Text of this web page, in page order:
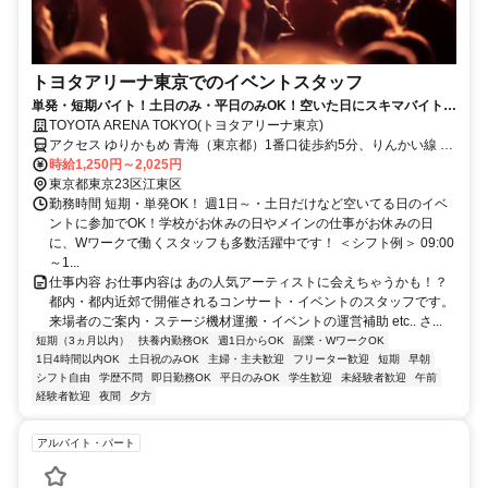
トヨタアリーナ東京でのイベントスタッフ
単発・短期バイト！土日のみ・平日のみOK！空いた日にスキマバイト！
未経験歓迎！髪色・髪型・ネイルOK
TOYOTA ARENA TOKYO(トヨタアリーナ東京)
アクセス ゆりかもめ 青海（東京都）1番口徒歩約5分、りんかい線 東
京テレポートA口徒歩約6分、ゆりかもめ お台場海浜公園2番口徒歩約
11分 「青海駅」徒歩5分、「東京テレポート」徒歩6分、「お台場海
浜公園駅」徒歩11分
時給1,250円～2,025円
東京都東京23区江東区
勤務時間 短期・単発OK！ 週1日～・土日だけなど空いてる日のイベ
ントに参加でOK！学校がお休みの日やメインの仕事がお休みの日
に、Wワークで働くスタッフも多数活躍中です！ ＜シフト例＞ 09:00
～1...
仕事内容 お仕事内容は あの人気アーティストに会えちゃうかも！？
都内・都内近郊で開催されるコンサート・イベントのスタッフです。
来場者のご案内・ステージ機材運搬・イベントの運営補助 etc.. さ...
短期（3ヵ月以内） 扶養内勤務OK 週1日からOK
副業・WワークOK
1日4時間以内OK
土日祝のみOK 主婦・主夫歓迎 フリーター歓迎 短期
早朝
シフト自由
学歴不問 即日勤務OK 平日のみOK 学生歓迎 未経験者歓迎
午前
経験者歓迎
夜間 夕方
アルバイト・パート